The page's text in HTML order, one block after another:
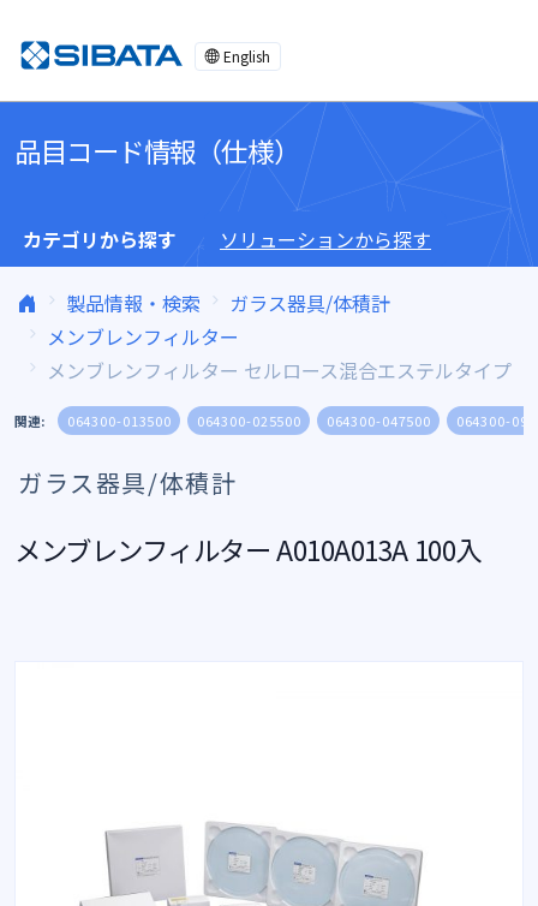
English
品目コード情報（仕様）
カテゴリから探す ソリューションから探す
製品情報・検索
ガラス器具/体積計
メンブレンフィルター
メンブレンフィルター セルロース混合エステルタイプ
関連: 064300-013500 064300-025500 064300-047500 064300-
ガラス器具/体積計
メンブレンフィルター A010A013A 100入